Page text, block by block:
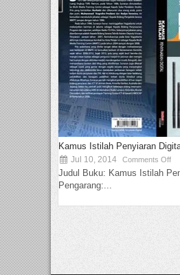
Kamus Istilah Penyiaran
Jul 10, 2014 Comments Off
Judul Buku: Kamus Istilah
Pengarang:...